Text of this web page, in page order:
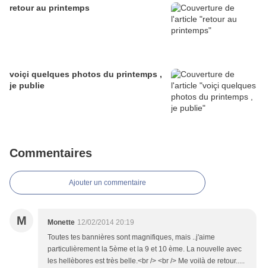
retour au printemps
voiçi quelques photos du printemps ,
je publie
Commentaires
Ajouter un commentaire
M Monette 12/02/2014 20:19
Toutes tes bannières sont magnifiques, mais ..j'aime
particulièrement la 5ème et la 9 et 10 ème. La nouvelle avec
les hellèbores est très belle.<br /> <br /> Me voilà de retour.....